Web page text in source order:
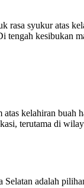
rasa syukur atas
kesibukan
kelahiran buah
terutama di
adalah